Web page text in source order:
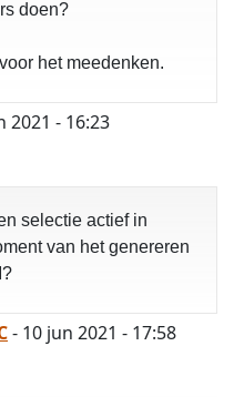
doen?
het meedenken.
2021 - 16:23
selectie actief in
van het genereren
- 10 jun 2021 - 17:58